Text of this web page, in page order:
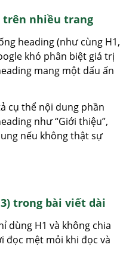
trên nhiều trang
heading (như cùng H1,
khó phân biệt giá trị
mang một dấu ấn
cụ thể nội dung phần
như “Giới thiệu”,
nếu không thật sự
trong bài viết dài
dùng H1 và không chia
đọc mệt mỏi khi đọc và